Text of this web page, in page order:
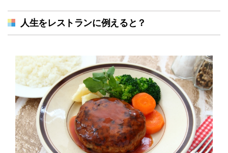
人生をレストランに例えると？